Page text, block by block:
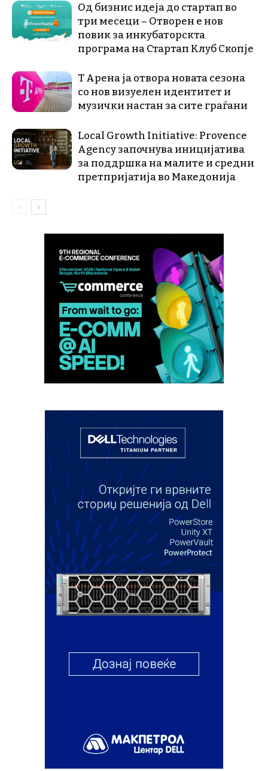
Од бизнис идеја до стартап во
три месеци – Отворен е нов
повик за инкубаторскта
програма на Стартап Клуб Скопје
Т Арена ја отвора новата сезона
со нов визуелен идентитет и
музички настан за сите граѓани
Local Growth Initiative: Provence
Agency започнува иницијатива
за поддршка на малите и средни
претпријатија во Македонија